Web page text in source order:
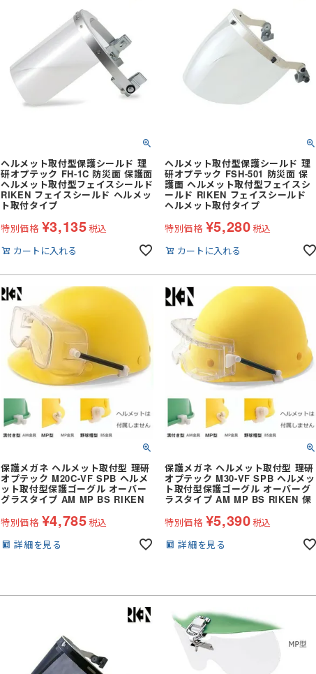
ヘルメット取付型保護シールド 理
研オプテック FH-1C 防災面 保護面
ヘルメット取付型フェイスシールド
RIKEN フェイスシールド ヘルメッ
ト取付タイプ
特別価格 ¥3,135税込
カートに入れる
ヘルメット取付型保護シールド 理
研オプテック FSH-501 防災面 保
護面 ヘルメット取付型フェイスシ
ールド RIKEN フェイスシールド
ヘルメット取付タイプ
特別価格 ¥5,280税込
カートに入れる
保護メガネ ヘルメット取付型 理研
オプテック M20C-VF SPB ヘルメ
ット取付型保護ゴーグル オーバー
グラスタイプ AM MP BS RIKEN
特別価格 ¥4,785税込
詳細を見る
保護メガネ ヘルメット取付型 理研
オプテック M30-VF SPB ヘルメッ
ト取付型保護ゴーグル オーバーグ
ラスタイプ AM MP BS RIKEN 保
特別価格 ¥5,390税込
詳細を見る
ハーネス型 (ランヤード・ロー
フック・パッド等付属品
傾斜面用 (ワークポジショニン
柱上用 (ワークポジショニング)
消防・レスキュー用
セーフティーブロック
(安全ブロック)
親綱・関連用品 (ロリップ等)
防災面 (フェイスシールド)
マスク
作業ベルト・作業エプロン
ラバー軍手 (ゴム張り軍手)
混紡軍手 (コンボー)
特紡軍手 (トクボー)
化学繊維軍手
滑り止め軍手 (ビニボツ)
滑り止めなし軍手
7ゲージ軍手 (厚手)
10ゲージ軍手 (薄手)
13ゲージ軍手 (薄手)
火元作業用軍手
革手袋
人造皮革手袋 (合皮)
背抜き手袋
コーディング手袋
スムス手袋 (縫製手袋)
ゴム手袋・ビニール手袋
使い捨て手袋 (使い切り手袋)
特殊手袋
コックコート
長袖
七分袖
半袖
作務衣・和風
作務衣・ジンベイ（上衣）
和風・鯉口シャツ
和風エプロン・前掛
和風パンツ・スカート（下衣）
和風小物・履物・アクセサリー
エプロン
胸当てエプロン
サロンエプロン
ベスト
襟なしベスト
襟付きベスト
丸襟ベスト
カマーベスト
レギュラーカラー
スタンドカラー
ワイドカラー
ウイングカラー
オープンカラー
クレリックカラー
ボタンダウン
その他襟型
ポロシャツ
長袖
七分袖
パンツ・スカート
パンツ
スカート・キュロット
フォーマル
ジャケット
タキシード
スカート・キュロット
ワンピース・チュニック
小物・アクセサリー
厨房シューズ
先芯あり
先芯なし
食品衛生白衣
上衣
パンツ